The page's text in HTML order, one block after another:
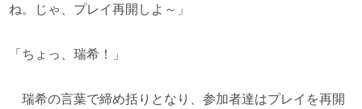
ね。じゃ、プレイ再開しよ～」
「ちょっ、瑞希！」
瑞希の言葉で締め括りとなり、参加者達はプレイを再開